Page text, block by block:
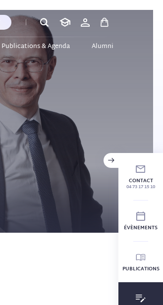
CONTACT
04 73 17 15 10
ÉVÈNEMENTS
PUBLICATIONS
Publications & Agenda Alumni